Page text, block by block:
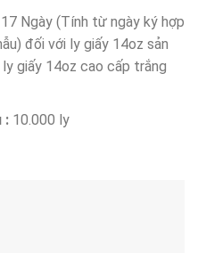
Ngày (Tính từ ngày ký hợp
đối với ly giấy 14oz sản
giấy 14oz cao cấp trắng
: 10.000 ly